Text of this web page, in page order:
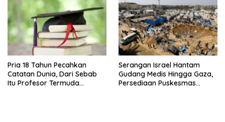
Pria 18 Tahun Pecahkan
Catatan Dunia, Dari Sebab
Itu Profesor Termuda
Serangan Israel Hantam
Gudang Medis Hingga Gaza,
Persediaan Puskesmas